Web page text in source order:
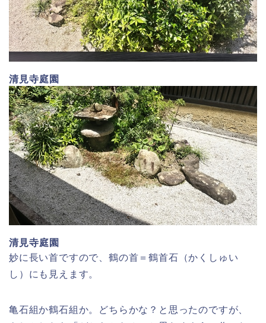
清見寺庭園
清見寺庭園
妙に長い首ですので、鶴の首＝鶴首石（かくしゅい
し）にも見えます。
亀石組か鶴石組か。どちらかな？と思ったのですが、